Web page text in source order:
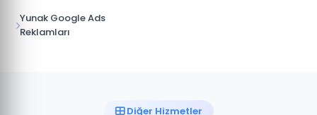
Yunak Google Ads
Reklamları
Diğer Hizmetler